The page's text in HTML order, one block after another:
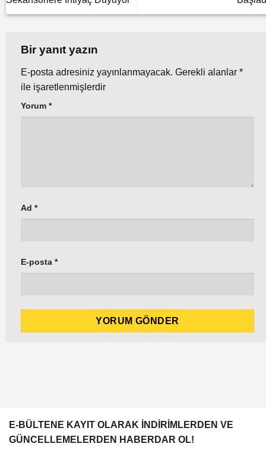
Bir yanıt yazın
E-posta adresiniz yayınlanmayacak. Gerekli alanlar *
ile işaretlenmişlerdir
Yorum *
Ad *
E-posta *
E-BÜLTENE KAYIT OLARAK İNDİRİMLERDEN VE
GÜNCELLEMELERDEN HABERDAR OL!